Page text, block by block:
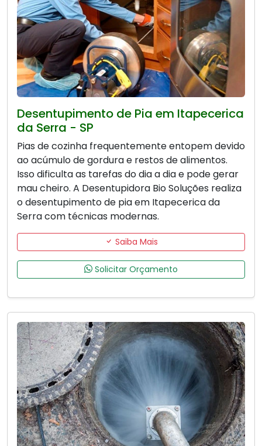
Desentupimento de Pia em Itapecerica
da Serra - SP
Pias de cozinha frequentemente entopem devido
ao acúmulo de gordura e restos de alimentos.
Isso dificulta as tarefas do dia a dia e pode gerar
mau cheiro. A Desentupidora Bio Soluções realiza
o desentupimento de pia em Itapecerica da
Serra com técnicas modernas.
Saiba Mais
Solicitar Orçamento